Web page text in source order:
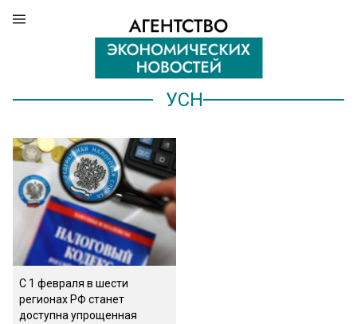
УСН
С 1 февраля в шести
регионах РФ станет
доступна упрощенная